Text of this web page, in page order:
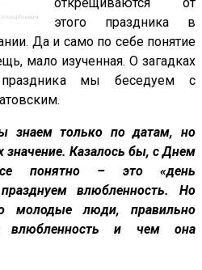
этого праздника в
Да и само по себе понятие
мало изученная. О загадках
праздника мы беседуем с
знаем только по датам, но
значение. Казалось бы, с Днем
понятно – это «день
влюбленность. Но
молодые люди, правильно
влюбленность и чем она